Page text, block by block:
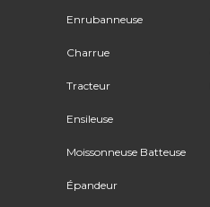
Enrubanneuse
Charrue
Tracteur
Ensileuse
Moissonneuse Batteuse
Épandeur